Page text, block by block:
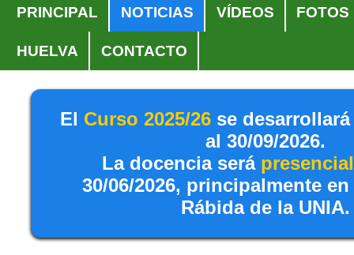
PRINCIPAL NOTICIAS VÍDEOS FOTOS
HUELVA CONTACTO
El Curso 2025/26 se desarrollará
al 30/09/2026.
La docencia será presencial
30/06/2026, principalmente
Rábida de la UNIA.